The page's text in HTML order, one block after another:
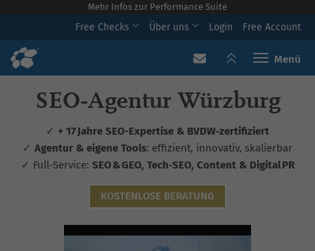
Mehr Infos zur Performance Suite
Free Checks Über uns Login Free Account
Toggle
SEO‑Agentur Würzburg
✓ + 17 Jahre SEO-Expertise & BVDW‑zertifiziert
✓ Agentur & eigene Tools: effizient, innovativ, skalierbar
✓ Full-Service: SEO & GEO, Tech‑SEO, Content & Digital PR
KOSTENLOSE BERATUNG